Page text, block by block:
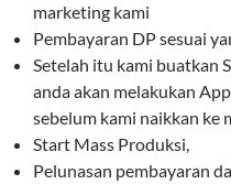
marketing kami
Pembayaran DP sesuai
Setelah itu kami buatkan
anda akan melakukan
sebelum kami naikkan ke
Start Mass Produksi,
Pelunasan pembayaran